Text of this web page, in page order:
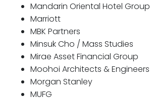
Mandarin Oriental Hotel Group
Marriott
MBK Partners
Minsuk Cho / Mass Studies
Mirae Asset Financial Group
Moohoi Architects & Engineers
Morgan Stanley
MUFG